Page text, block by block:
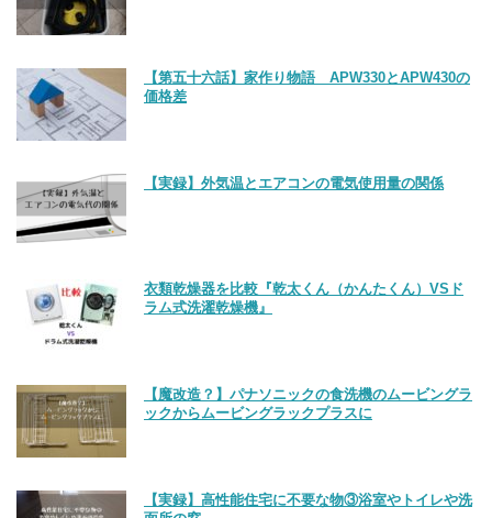
【第五十六話】家作り物語 APW330とAPW430の
価格差
【実録】外気温とエアコンの電気使用量の関係
衣類乾燥器を比較『乾太くん（かんたくん）VSド
ラム式洗濯乾燥機』
【魔改造？】パナソニックの食洗機のムービングラ
ックからムービングラックプラスに
【実録】高性能住宅に不要な物③浴室やトイレや洗